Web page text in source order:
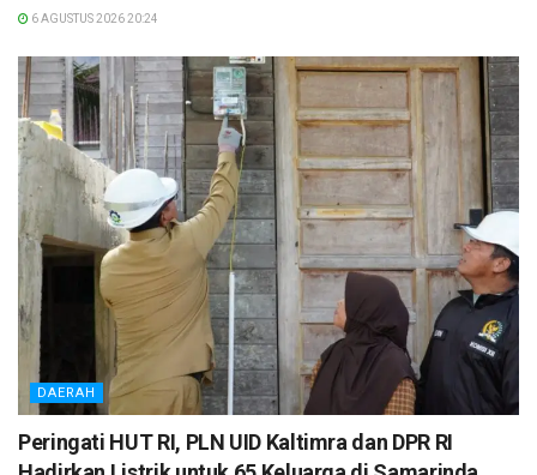
6 AGUSTUS 2026 20:24
DAERAH
Peringati HUT RI, PLN UID Kaltimra dan DPR RI